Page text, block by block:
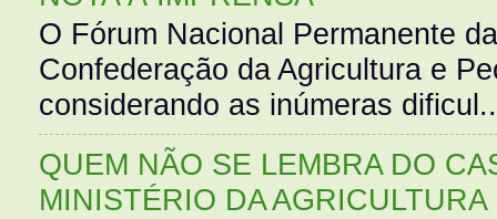
O Fórum Nacional Permanente
Confederação da Agricultura e
considerando as inúmeras
QUEM NÃO SE LEMBRA DO
MINISTÉRIO DA AGRICULTURA